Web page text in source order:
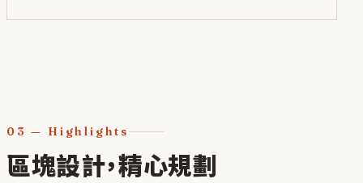
03 — Highlights
區塊設計，精心規劃